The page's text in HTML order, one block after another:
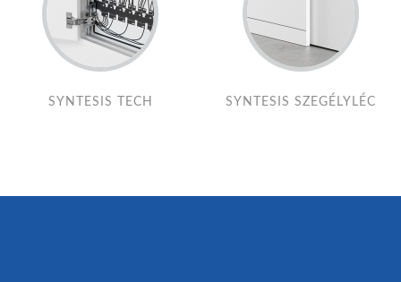
SYNTESIS TECH SYNTESIS SZEGÉLYLÉC